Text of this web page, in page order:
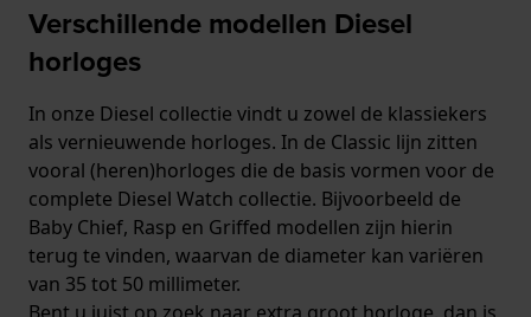
Verschillende modellen Diesel
horloges
In onze Diesel collectie vindt u zowel de klassiekers
als vernieuwende horloges. In de Classic lijn zitten
vooral (heren)horloges die de basis vormen voor de
complete Diesel Watch collectie. Bijvoorbeeld de
Baby Chief, Rasp en Griffed modellen zijn hierin
terug te vinden, waarvan de diameter kan variëren
van 35 tot 50 millimeter.